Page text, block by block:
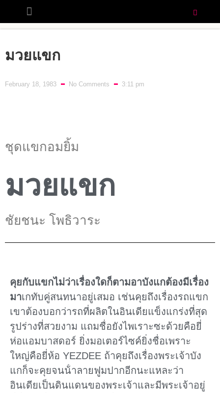
มวยแขก
February 18, 1983 No Comments 3:11 pm
ชุดแขกอมยิ้ม
มวยแขก
ชัยชนะ โพธิวาระ
คุยกับแขกไม่ว่าเรื่องใดก็ตามอาบังแกต้องมีเรื่อง
มาเกทับคู่สนทนาอยู่เสมอ เช่นคุยถึงเรื่องรถแขก
เขาต้องบอกว่ารถที่ผลิตในอินเดียแข็งแกร่งที่สุด
รูปร่างที่สวยงาม แถมชื่อยังไพเราะซะด้วยคือยี่
ห่อแอมบาสดอร์ ยิ่งมอเตอร์ไซค์ยิ่งชื่อเพราะ
ใหญ่คือยี่ห้อ YEZDEE ถ้าคุยถึงเรื่องพระเจ้าบัง
แกก็จะคุยจนน้ําลายฟูมปากอีกนะแหละว่า
อินเดียเป็นดินแดนของพระเจ้าและมีพระเจ้าอยู่